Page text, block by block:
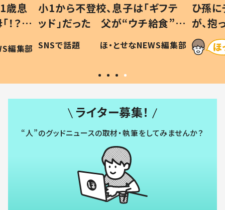
歳息
？」
編集部
小1から不登校、息子は「ギフテ
ッド」だった 父が“ウチ給食”を
作り続ける理由とは #令和の親
#令和の子
SNSで話題 ほ・とせなNEWS編集部
ひ孫
が、
「涙が
い」
ライター募集！
“人”のグッドニュースの取材・執筆をしてみませんか？